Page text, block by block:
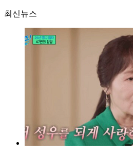
최신뉴스